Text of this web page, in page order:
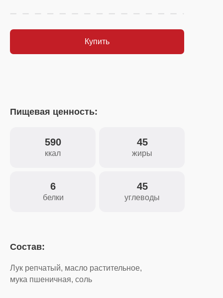
590
ккал
6
белки
45
жиры
45
углеводы
Купить
Пищевая ценность:
Состав:
Лук репчатый, масло растительное,
мука пшеничная, соль